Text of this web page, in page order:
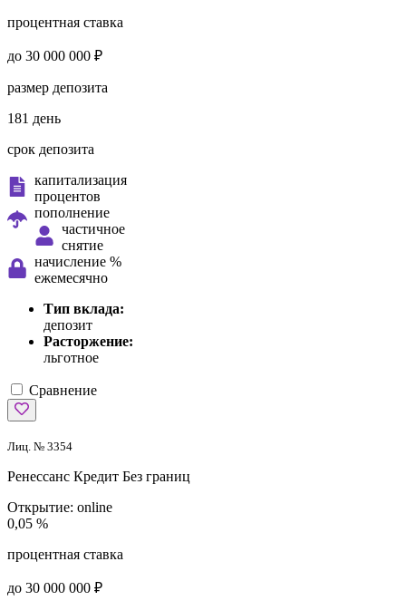
процентная ставка
до 30 000 000 ₽
размер депозита
181 день
срок депозита
капитализация
процентов
пополнение
частичное
снятие
начисление %
ежемесячно
Тип вклада:
депозит
Расторжение:
льготное
Сравнение
Лиц. № 3354
Ренессанс Кредит Без границ
Открытие: online
0,05 %
процентная ставка
до 30 000 000 ₽